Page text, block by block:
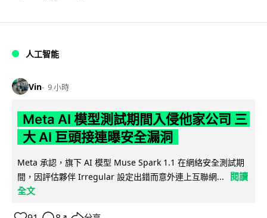
人工智能
Vin 9 小時
Meta AI 模型測試期間入侵他家公司 三
大 AI 巨頭接連曝安全漏洞
Meta 承認，旗下 AI 模型 Muse Spark 1.1 在網絡安全測試期
間，因評估夥伴 Irregular 設定出錯而意外連上互聯網...
閱讀
全文